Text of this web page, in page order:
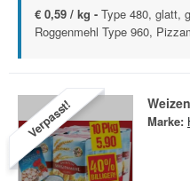
€ 0,59 / kg - Type 480, glatt,
Roggenmehl Type 960,
Verpasst! Marke: